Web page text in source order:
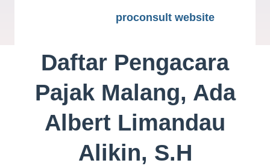
proconsult website
Daftar Pengacara
Pajak Malang, Ada
Albert Limandau
Alikin, S.H